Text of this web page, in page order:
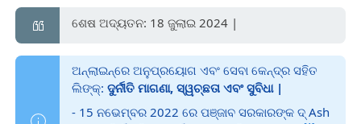
ଶେଷ ଅଦ୍ୟତନ: 18 ଜୁଲାଇ 2024 |
ଅନ୍ଲାଇନ୍ରେ ଅନୁପ୍ରୟୋଗ ଏବଂ ସେବା କେନ୍ଦ୍ର ସହିତ
ଲିଙ୍କ୍: ଦୁର୍ନୀତି ମାଗଣା, ସ୍ୱଚ୍ଛତା ଏବଂ ସୁବିଧା |
- 15 ନଭେମ୍ବର 2022 ରେ ପଞ୍ଜାବ ସରକାରଙ୍କ ଦ୍ Ash